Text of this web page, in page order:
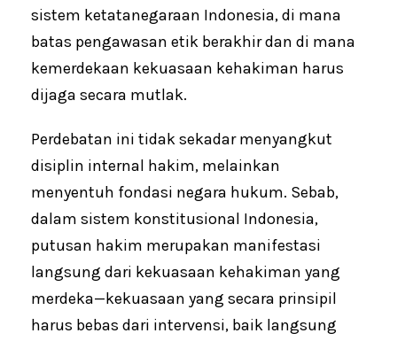
sistem ketatanegaraan Indonesia, di mana
batas pengawasan etik berakhir dan di mana
kemerdekaan kekuasaan kehakiman harus
dijaga secara mutlak.
Perdebatan ini tidak sekadar menyangkut
disiplin internal hakim, melainkan
menyentuh fondasi negara hukum. Sebab,
dalam sistem konstitusional Indonesia,
putusan hakim merupakan manifestasi
langsung dari kekuasaan kehakiman yang
merdeka—kekuasaan yang secara prinsipil
harus bebas dari intervensi, baik langsung